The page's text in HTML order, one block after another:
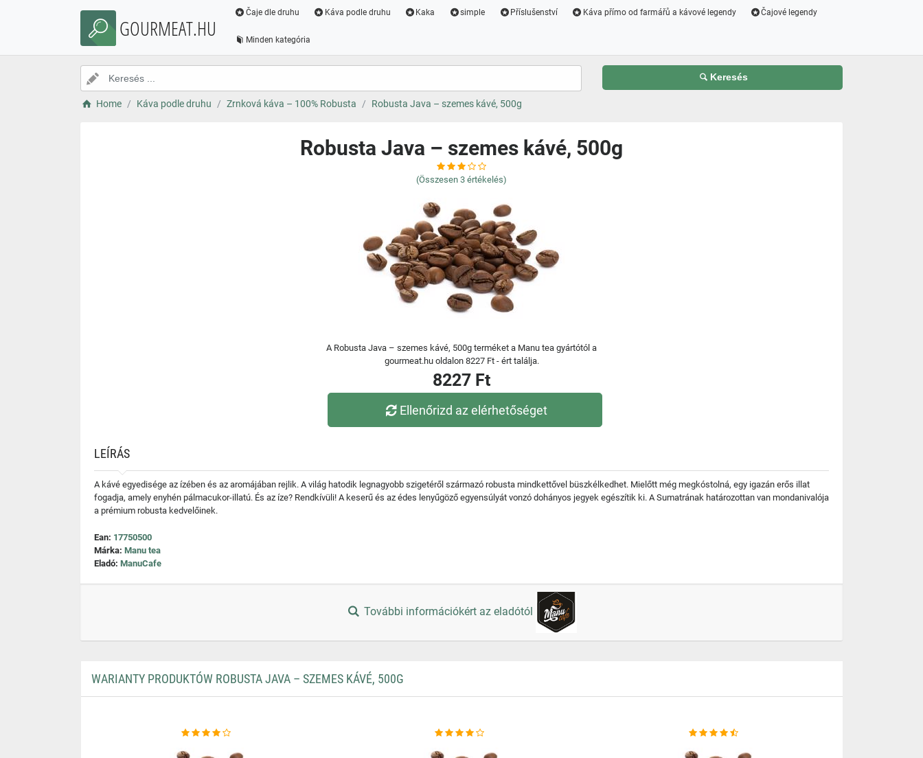
GOURMEAT.HU
Čaje dle druhu Káva podle druhu Kaka simple Příslušenství Káva přímo od farmářů a kávové legendy Čajové legendy
Minden kategória
Keresés
Home Káva podle druhu Zrnková káva – 100% Robusta Robusta Java – szemes kávé, 500g
Robusta Java – szemes kávé, 500g
(Összesen 3 értékelés)
A Robusta Java – szemes kávé, 500g terméket a Manu tea gyártótól a
gourmeat.hu oldalon 8227 Ft - ért találja.
8227 Ft
Ellenőrizd az elérhetőséget
LEÍRÁS
A kávé egyedisége az ízében és az aromájában rejlik. A világ hatodik legnagyobb szigetéről származó robusta mindkettővel büszkélkedhet. Mielőtt még megkóstolná, egy igazán erős illat
fogadja, amely enyhén pálmacukor-illatú. És az íze? Rendkívüli! A keserű és az édes lenyűgöző egyensúlyát vonzó dohányos jegyek egészítik ki. A Sumatrának határozottan van mondanivalója
a prémium robusta kedvelőinek.
Ean: 17750500
Márka: Manu tea
Eladó: ManuCafe
További információkért az eladótól
WARIANTY PRODUKTÓW ROBUSTA JAVA – SZEMES KÁVÉ, 500G